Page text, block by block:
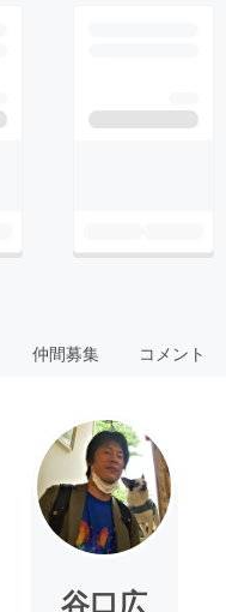
仲間募集 コメント
谷口広